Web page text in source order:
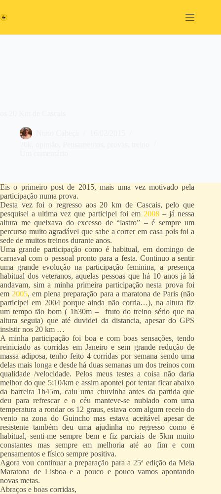
para
o
Eis o primeiro post de 2015, mais uma vez motivado pela
participação numa prova.
Desta vez foi o regresso aos 20 km de Cascais, pelo que
pesquisei a ultima vez que participei foi em 2008 – já nessa
altura me queixava do excesso de “lastro” – é sempre um
percurso muito agradável que sabe a correr em casa pois foi a
sede de muitos treinos durante anos.
Uma grande participação como é habitual, em domingo de
carnaval com o pessoal pronto para a festa. Continuo a sentir
uma grande evolução na participação feminina, a presença
habitual dos veteranos, aquelas pessoas que há 10 anos já lá
andavam, sim a minha primeira participação nesta prova foi
em 2005, em plena preparação para a maratona de Paris (não
participei em 2004 porque ainda não corria…), na altura fiz
um tempo tão bom ( 1h30m – fruto do treino sério que na
altura seguia) que até duvidei da distancia, apesar do GPS
insistir nos 20 km …
A minha participação foi boa e com boas sensações, tendo
reiniciado as corridas em Janeiro e sem grande redução de
massa adiposa, tenho feito 4 corridas por semana sendo uma
delas mais longa e desde há duas semanas um dos treinos com
qualidade /velocidade. Pelos meus testes a coisa não daria
melhor do que 5:10/km e assim apontei por tentar ficar abaixo
da barreira 1h45m, caiu uma chuvinha antes da partida que
deu para refrescar e o céu manteve-se nublado com uma
temperatura a rondar os 12 graus, estava com algum receio do
vento na zona do Guincho mas estava aceitável apesar de
resistente também deu uma ajudinha no regresso como é
habitual, senti-me sempre bem e fiz parciais de 5km muito
constantes mas sempre em melhoria até ao fim e com
pensamentos e físico sempre positiva.
Agora vou continuar a preparação para a 25ª edição da Meia
Maratona de Lisboa e a pouco e pouco vamos apontando
novas metas.
Abraços e boas corridas,